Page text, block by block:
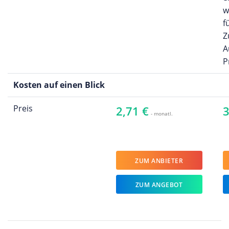
Kosten auf einen Blick
Preis 2,71 € - monatl.
ZUM ANBIETER
ZUM ANGEBOT